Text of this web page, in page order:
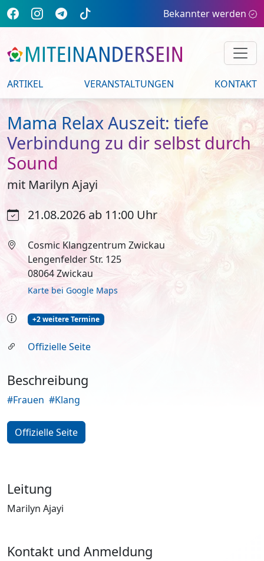
Bekannter werden
ARTIKEL VERANSTALTUNGEN KONTAKT
Mama Relax Auszeit: tiefe
Verbindung zu dir selbst durch
Sound
mit Marilyn Ajayi
21.08.2026 ab 11:00 Uhr
Cosmic Klangzentrum Zwickau
Lengenfelder Str. 125
08064 Zwickau
Karte bei Google Maps
+2 weitere Termine
Offizielle Seite
Beschreibung
#Frauen #Klang
Offizielle Seite
Leitung
Marilyn Ajayi
Kontakt und Anmeldung